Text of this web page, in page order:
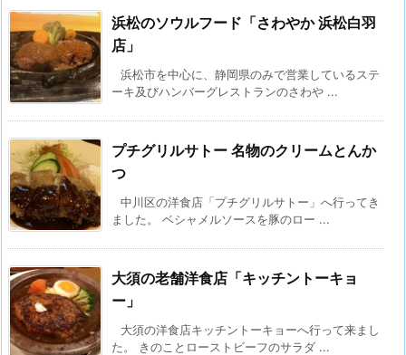
浜松のソウルフード「さわやか 浜松白羽
店」
浜松市を中心に、静岡県のみで営業しているステ
ーキ及びハンバーグレストランのさわや ...
プチグリルサトー 名物のクリームとんか
つ
中川区の洋食店「プチグリルサトー」へ行ってき
ました。 ベシャメルソースを豚のロー ...
大須の老舗洋食店「キッチントーキョ
ー」
大須の洋食店キッチントーキョーへ行って来まし
た。 きのことローストビーフのサラダ ...